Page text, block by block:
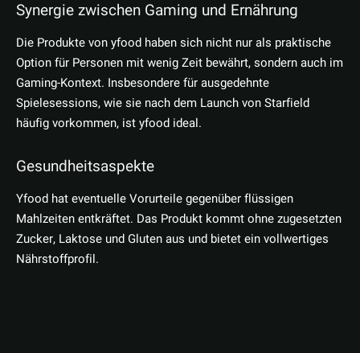
Synergie zwischen Gaming und Ernährung
Die Produkte von yfood haben sich nicht nur als praktische
Option für Personen mit wenig Zeit bewährt, sondern auch im
Gaming-Kontext. Insbesondere für ausgedehnte
Spielesessions, wie sie nach dem Launch von Starfield
häufig vorkommen, ist yfood ideal.
Gesundheitsaspekte
Yfood hat eventuelle Vorurteile gegenüber flüssigen
Mahlzeiten entkräftet. Das Produkt kommt ohne zugesetzten
Zucker, Laktose und Gluten aus und bietet ein vollwertiges
Nährstoffprofil.